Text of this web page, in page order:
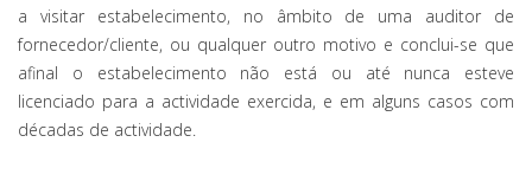
a visitar estabelecimento, no âmbito de uma auditor de
fornecedor/cliente, ou qualquer outro motivo e conclui-se que
afinal o estabelecimento não está ou até nunca esteve
licenciado para a actividade exercida, e em alguns casos com
décadas de actividade.